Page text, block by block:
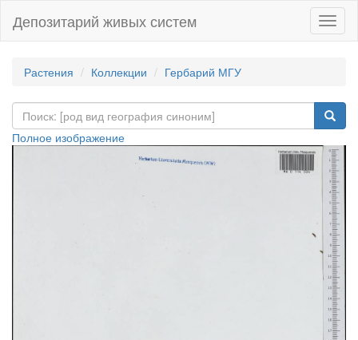
Депозитарий живых систем
Растения Коллекции Гербарий МГУ
Полное изображение